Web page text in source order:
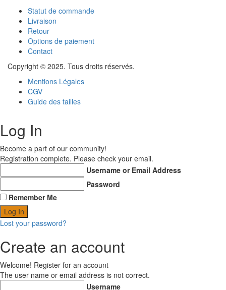
Statut de commande
Livraison
Retour
Options de paiement
Contact
Copyright © 2025. Tous droits réservés.
Mentions Légales
CGV
Guide des tailles
Log In
Become a part of our community!
Registration complete. Please check your email.
Username or Email Address
Password
Remember Me
Lost your password?
Create an account
Welcome! Register for an account
The user name or email address is not correct.
Username